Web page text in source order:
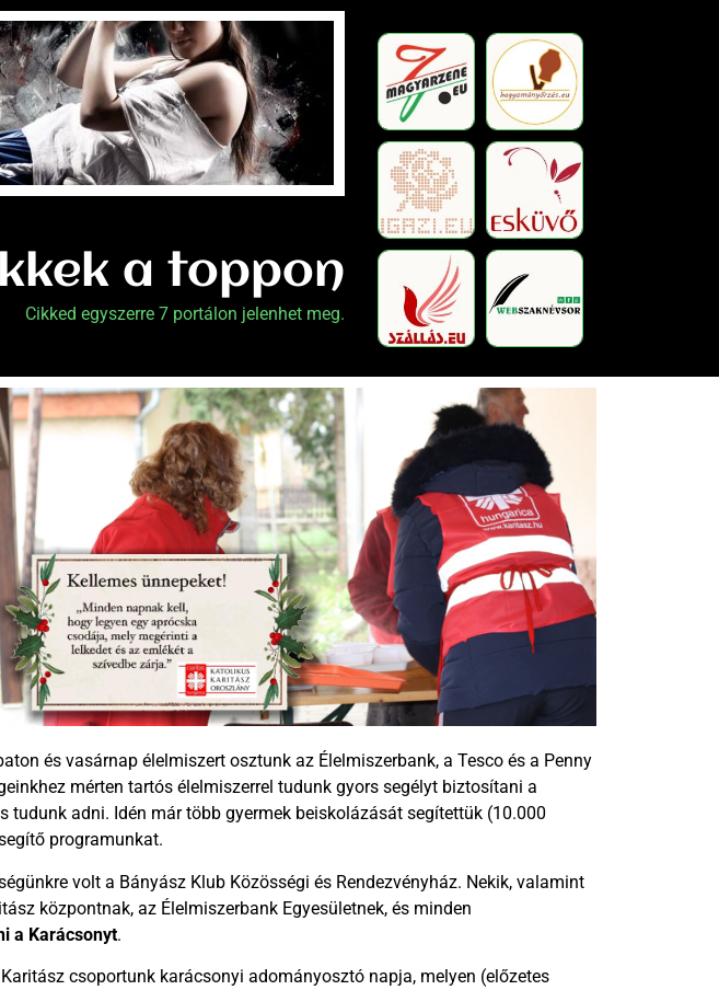
a toppon
Cikked egyszerre 7 portálon jelenhet meg.
és vasárnap élelmiszert osztunk az Élelmiszerbank, a Tesco és a Penny
mérten tartós élelmiszerrel tudunk gyors segélyt biztosítani a
adni. Idén már több gyermek beiskolázását segítettük (10.000
programunkat.
volt a Bányász Klub Közösségi és Rendezvényház. Nekik, valamint
központnak, az Élelmiszerbank Egyesületnek, és minden
a Karácsonyt.
csoportunk karácsonyi adományosztó napja, melyen (előzetes